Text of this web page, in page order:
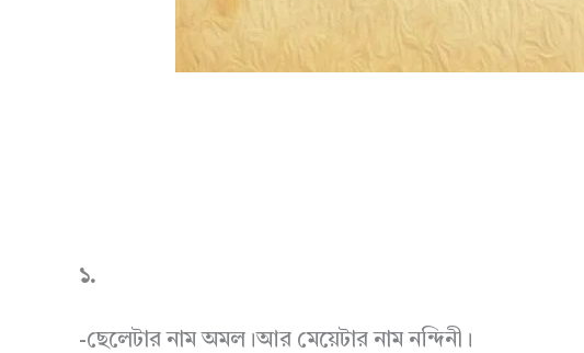
১.
-ছেলেটার নাম অমল।আর মেয়েটার নাম নন্দিনী।